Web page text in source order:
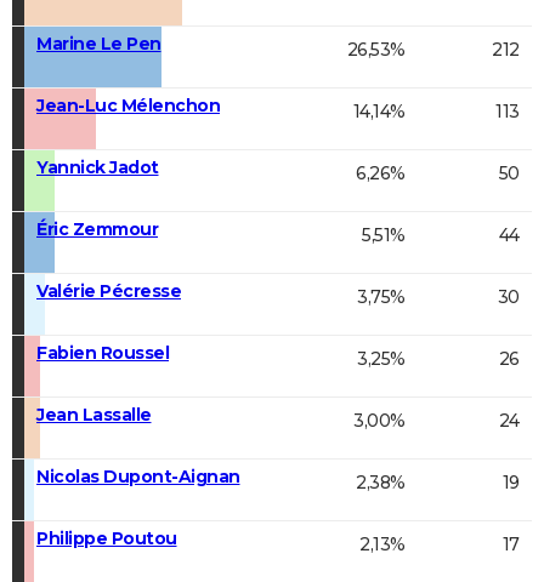
Marine Le Pen 26,53% 212
Jean-Luc Mélenchon 14,14% 113
Yannick Jadot 6,26% 50
Éric Zemmour 5,51% 44
Valérie Pécresse 3,75% 30
Fabien Roussel 3,25% 26
Jean Lassalle 3,00% 24
Nicolas Dupont-Aignan 2,38% 19
Philippe Poutou 2,13% 17